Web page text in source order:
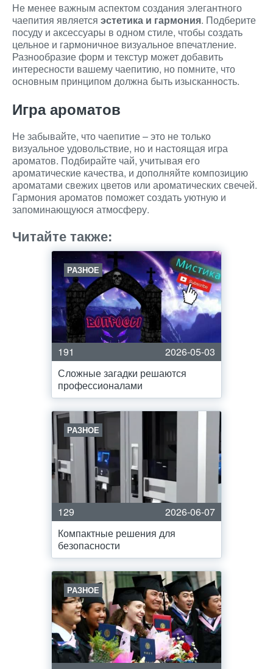
Не менее важным аспектом создания элегантного
чаепития является эстетика и гармония. Подберите
посуду и аксессуары в одном стиле, чтобы создать
цельное и гармоничное визуальное впечатление.
Разнообразие форм и текстур может добавить
интересности вашему чаепитию, но помните, что
основным принципом должна быть изысканность.
Игра ароматов
Не забывайте, что чаепитие – это не только
визуальное удовольствие, но и настоящая игра
ароматов. Подбирайте чай, учитывая его
ароматические качества, и дополняйте композицию
ароматами свежих цветов или ароматических свечей.
Гармония ароматов поможет создать уютную и
запоминающуюся атмосферу.
Читайте также:
РАЗНОЕ
191
2026-05-03
Сложные загадки решаются
профессионалами
РАЗНОЕ
129
2026-06-07
Компактные решения для
безопасности
РАЗНОЕ